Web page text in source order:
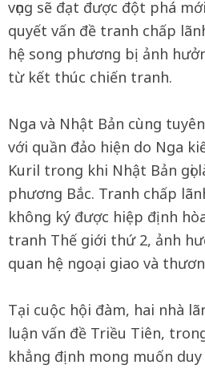
vọng sẽ đạt được đột phá
quyết vấn đề tranh chấp
hệ song phương bị ảnh
từ kết thúc chiến tranh.
Nga và Nhật Bản cùng
với quần đảo hiện do Nga
Kuril trong khi Nhật Bản gọi
phương Bắc. Tranh chấp
không ký được hiệp định
tranh Thế giới thứ 2, ảnh
quan hệ ngoại giao và
Tại cuộc hội đàm, hai nhà
luận vấn đề Triều Tiên,
khẳng định mong muốn